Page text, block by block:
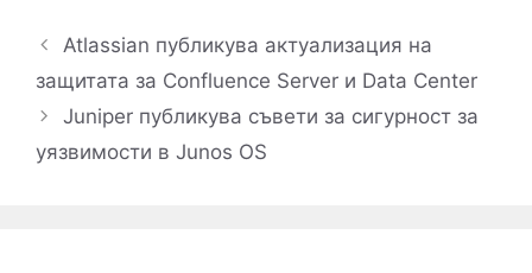
Atlassian публикува актуализация на
защитата за Confluence Server и Data Center
Juniper публикува съвети за сигурност за
уязвимости в Junos OS